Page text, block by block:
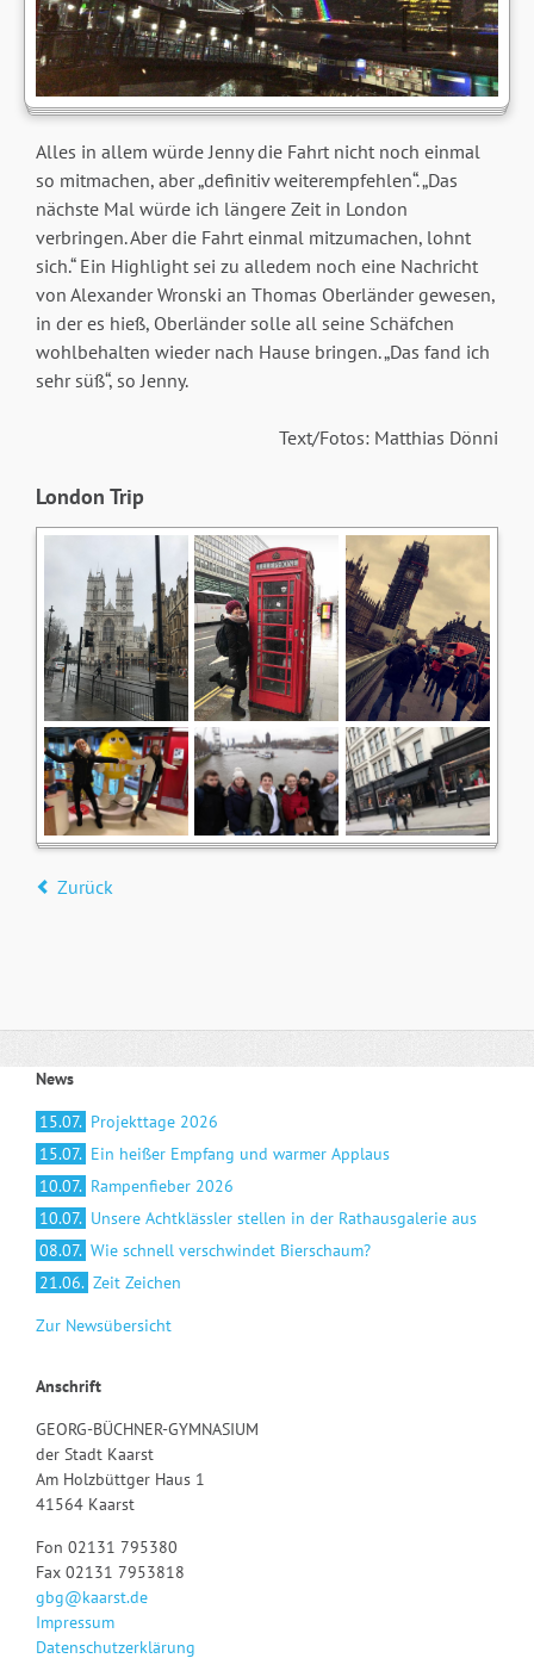
Alles in allem würde Jenny die Fahrt nicht noch einmal
so mitmachen, aber „definitiv weiterempfehlen“. „Das
nächste Mal würde ich längere Zeit in London
verbringen. Aber die Fahrt einmal mitzumachen, lohnt
sich.“ Ein Highlight sei zu alledem noch eine Nachricht
von Alexander Wronski an Thomas Oberländer gewesen,
in der es hieß, Oberländer solle all seine Schäfchen
wohlbehalten wieder nach Hause bringen. „Das fand ich
sehr süß“, so Jenny.
Text/Fotos: Matthias Dönni
London Trip
Zurück
News
15.07. Projekttage 2026
15.07. Ein heißer Empfang und warmer Applaus
10.07. Rampenfieber 2026
10.07. Unsere Achtklässler stellen in der Rathausgalerie aus
08.07. Wie schnell verschwindet Bierschaum?
21.06. Zeit Zeichen
Zur Newsübersicht
Anschrift
GEORG-BÜCHNER-GYMNASIUM
der Stadt Kaarst
Am Holzbüttger Haus 1
41564 Kaarst
Fon 02131 795380
Fax 02131 7953818
gbg@kaarst.de
Impressum
Datenschutzerklärung